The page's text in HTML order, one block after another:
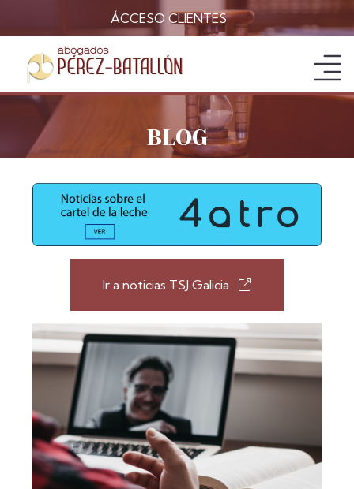
ÁCCESO CLIENTES
INICIO
EL DESPACHO
ÁREAS
BLOG
NOTICIAS CARTEL DE LA LECHE
BLOG
Ir a noticias TSJ Galicia